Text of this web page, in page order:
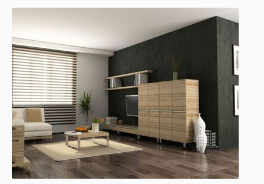
новостроек
авторы
проекте
Контакты
Реклама
сайте
Дзен
Машино-